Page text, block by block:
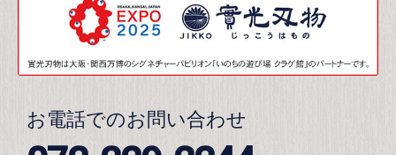
お電話でのお問い合わせ